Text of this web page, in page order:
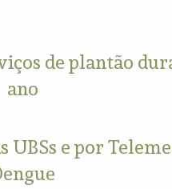
de plantão
ano
e por